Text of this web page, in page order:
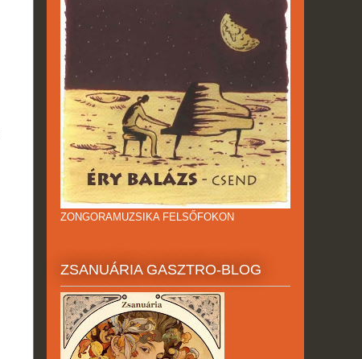
ZONGORAMUZSIKA FELSŐFOKON
ZSANUÁRIA GASZTRO-BLOG